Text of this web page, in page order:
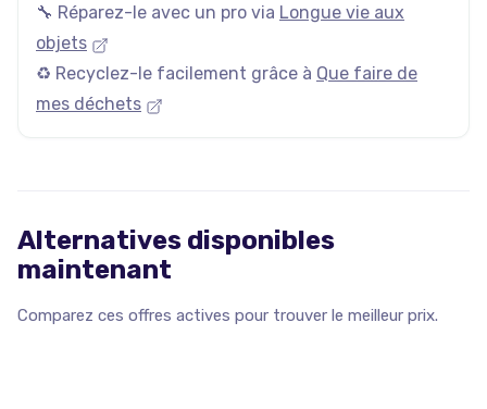
🔧 Réparez-le avec un pro via Longue vie aux
objets
♻️ Recyclez-le facilement grâce à Que faire de
mes déchets
Alternatives disponibles
maintenant
Comparez ces offres actives pour trouver le meilleur prix.